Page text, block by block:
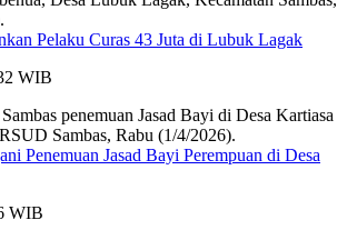
Pelaku Curas 43 Juta di Lubuk Lagak
WIB
Penemuan Jasad Bayi Perempuan di Desa
WIB